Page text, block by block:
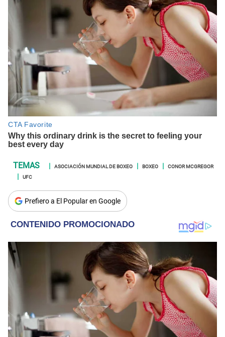
ASOCIACIÓN MUNDIAL DE BOXEO BOXEO
CONOR MCGREGOR
UFC
Prefiero a El Popular en Google